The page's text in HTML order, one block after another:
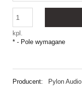
kpl.
* - Pole wymagane
Producent: Pylon Audio